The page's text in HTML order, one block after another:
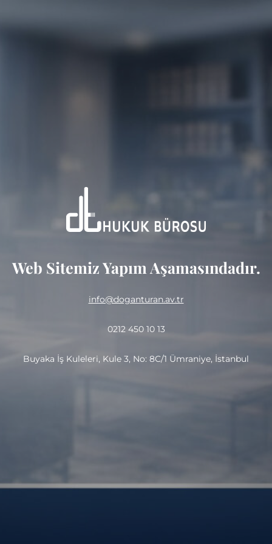
Web Sitemiz Yapım Aşamasındadır.
info@doganturan.av.tr
0212 450 10 13
Buyaka İş Kuleleri, Kule 3, No: 8C/1 Ümraniye, İstanbul